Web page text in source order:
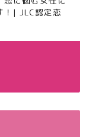
！| JLC認定恋